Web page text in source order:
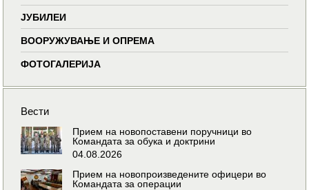
ЈУБИЛЕИ
ВООРУЖУВАЊЕ И ОПРЕМА
ФОТОГАЛЕРИЈА
Вести
Прием на новопоставени поручници во
Командата за обука и доктрини
04.08.2026
Прием на новопроизведените офицери во
Командата за операции